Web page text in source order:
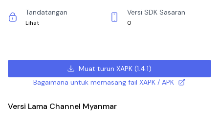
Tandatangan
Lihat
Versi SDK Sasaran
0
Muat turun XAPK (1.4.1)
Bagaimana untuk memasang fail XAPK / APK
Versi Lama Channel Myanmar